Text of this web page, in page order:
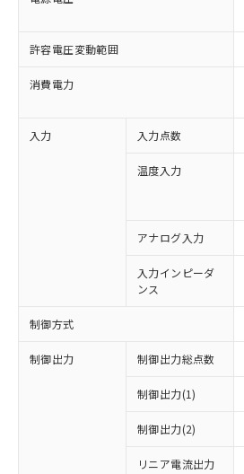
許容電圧変動範囲
消費電力
入力 入力点数
温度入力
アナログ入力
入力インピーダ
ンス
制御方式
制御出力 制御出力総点数
制御出力(1)
制御出力(2)
リニア電流出力